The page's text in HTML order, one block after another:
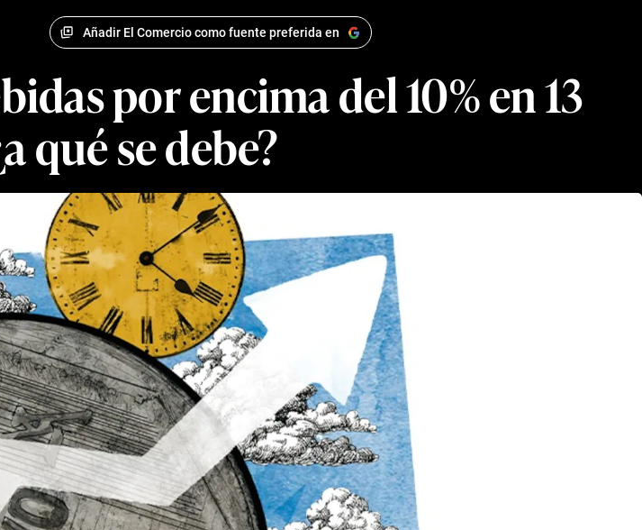
Añadir El Comercio como fuente preferida en
por encima del 10% en 13
qué se debe?